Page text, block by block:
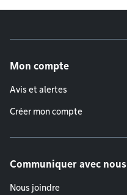
Mon compte
Avis et alertes
Créer mon compte
Communiquer avec nous
Nous joindre